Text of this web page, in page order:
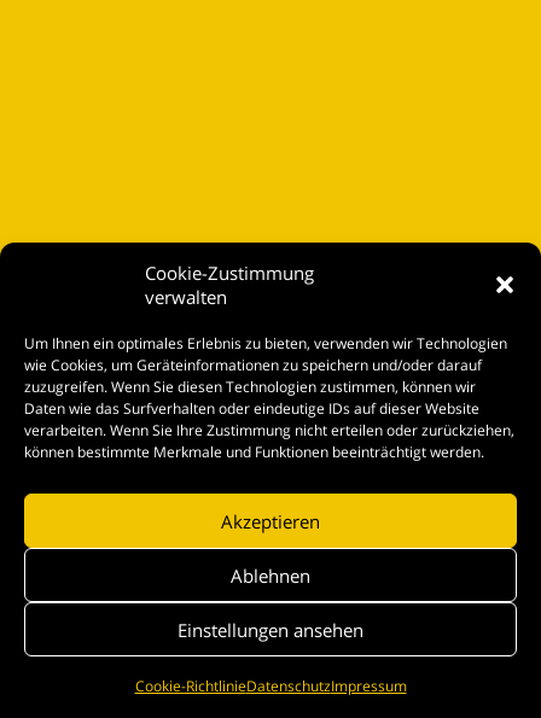
Cookie-Zustimmung
verwalten
Um Ihnen ein optimales Erlebnis zu bieten, verwenden wir Technologien
wie Cookies, um Geräteinformationen zu speichern und/oder darauf
zuzugreifen. Wenn Sie diesen Technologien zustimmen, können wir
Daten wie das Surfverhalten oder eindeutige IDs auf dieser Website
verarbeiten. Wenn Sie Ihre Zustimmung nicht erteilen oder zurückziehen,
können bestimmte Merkmale und Funktionen beeinträchtigt werden.
Akzeptieren
Ablehnen
Einstellungen ansehen
Cookie-RichtlinieDatenschutzImpressum
Spielplan
Kontakt
Tickets
© kleine bühne Wolfenbüttel |Impressum